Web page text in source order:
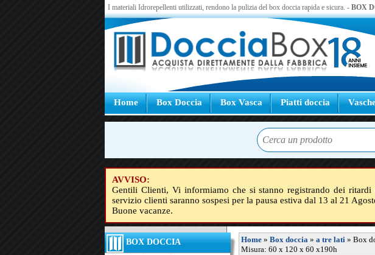
I materiali Idrorepellenti utilizzati, rendono la pulizia del box doccia rapida e sicura. - BOX
Home Box Doccia Box Vasca Piatti doccia
AVVISO:
Gentili Clienti, Vi informiamo che si stanno registrando dei
servizio clienti saranno sospesi per la pausa estiva dal 13 al 21
Buone vacanze.
BOX DOCCIA
Home » Box doccia » a tre lati » Box
Misura: 60 x 120 x 60 x190h